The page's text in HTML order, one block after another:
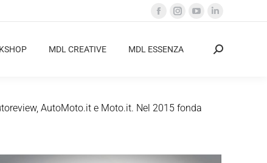
Facebook
opens
Instagram
opens
YouTube
opens
Linkedin
opens
MDL CREATIVE MDL ESSENZA Cerca:
AutoMoto.it e Moto.it. Nel 2015 fonda